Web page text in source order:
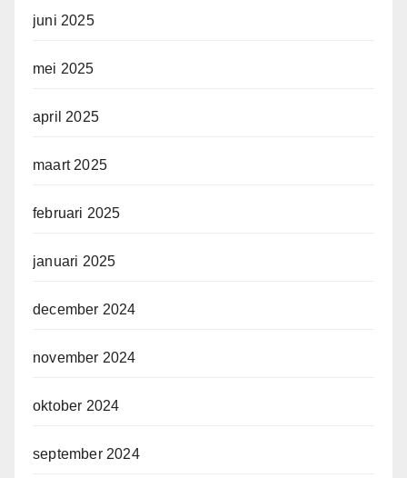
juni 2025
mei 2025
april 2025
maart 2025
februari 2025
januari 2025
december 2024
november 2024
oktober 2024
september 2024